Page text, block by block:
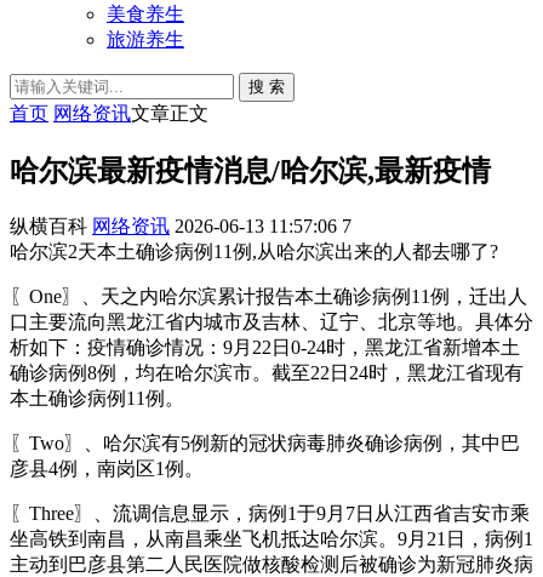
美食养生
旅游养生
搜 索
首页 网络资讯文章正文
哈尔滨最新疫情消息/哈尔滨,最新疫情
纵横百科 网络资讯 2026-06-13 11:57:06 7
哈尔滨2天本土确诊病例11例,从哈尔滨出来的人都去哪了?
〖One〗、天之内哈尔滨累计报告本土确诊病例11例，迁出人
口主要流向黑龙江省内城市及吉林、辽宁、北京等地。具体分
析如下：疫情确诊情况：9月22日0-24时，黑龙江省新增本土
确诊病例8例，均在哈尔滨市。截至22日24时，黑龙江省现有
本土确诊病例11例。
〖Two〗、哈尔滨有5例新的冠状病毒肺炎确诊病例，其中巴
彦县4例，南岗区1例。
〖Three〗、流调信息显示，病例1于9月7日从江西省吉安市乘
坐高铁到南昌，从南昌乘坐飞机抵达哈尔滨。9月21日，病例1
主动到巴彦县第二人民医院做核酸检测后被确诊为新冠肺炎病